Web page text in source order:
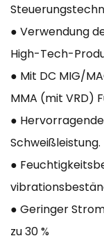
● Verwendung
High-Tech-
● Mit DC MIG/
MMA (mit VRD)
●
Schweißleistung.
●
● Geringer
zu 30 %